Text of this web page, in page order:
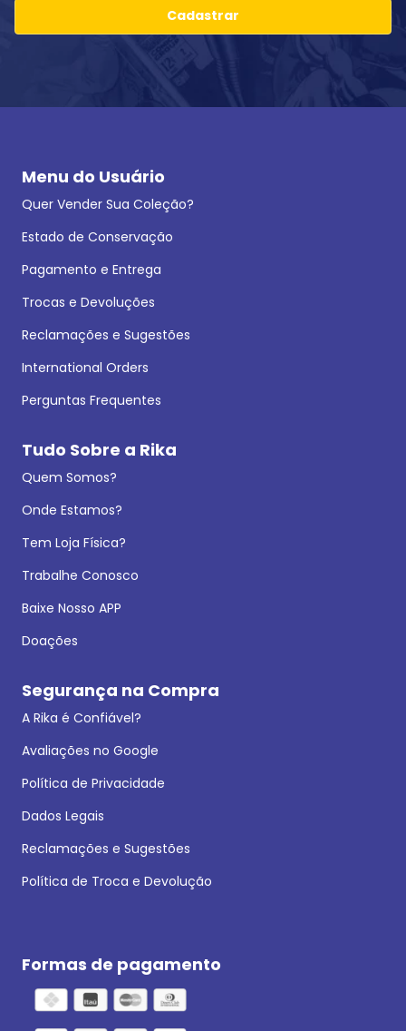
Cadastrar
Menu do Usuário
Quer Vender Sua Coleção?
Estado de Conservação
Pagamento e Entrega
Trocas e Devoluções
Reclamações e Sugestões
International Orders
Perguntas Frequentes
Tudo Sobre a Rika
Quem Somos?
Onde Estamos?
Tem Loja Física?
Trabalhe Conosco
Baixe Nosso APP
Doações
Segurança na Compra
A Rika é Confiável?
Avaliações no Google
Política de Privacidade
Dados Legais
Reclamações e Sugestões
Política de Troca e Devolução
Formas de pagamento